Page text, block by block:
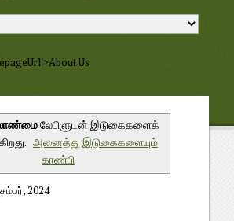
Us
லேபிளுடன் இடுகைகளைக்
அனைத்து இடுகைகளையும்
காண்பி
2024